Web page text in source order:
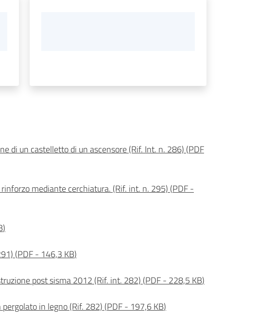
di un castelletto di un ascensore (Rif. Int. n. 286) (PDF
mediante cerchiatura. (Rif. int. n. 295) (PDF-
)
(PDF- 146,3 KB)
post sisma 2012 (Rif. int. 282) (PDF- 228,5 KB)
in legno (Rif. 282) (PDF- 197,6 KB)